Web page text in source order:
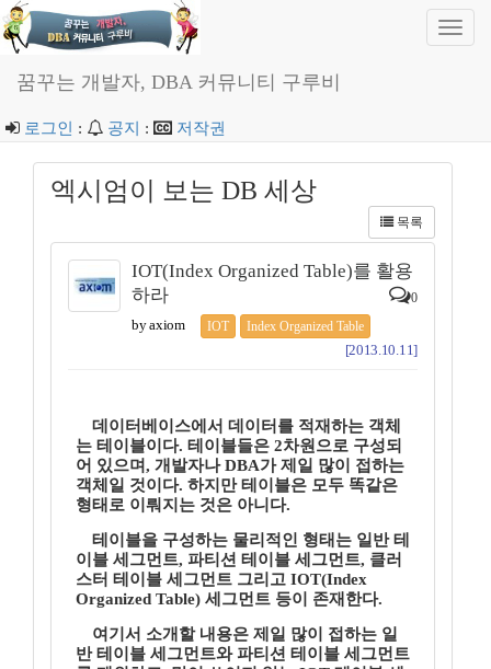
꿈꾸는 개발자, DBA 커뮤니티 구루비
로그인 : 공지 : 저작권
엑시엄이 보는 DB 세상
목록
IOT(Index Organized Table)를 활용
하라
0
by axiom IOT Index Organized Table
[2013.10.11]
데이터베이스에서 데이터를 적재하는 객체
는 테이블이다. 테이블들은 2차원으로 구성되
어 있으며, 개발자나 DBA가 제일 많이 접하는
객체일 것이다. 하지만 테이블은 모두 똑같은
형태로 이뤄지는 것은 아니다.
테이블을 구성하는 물리적인 형태는 일반 테
이블 세그먼트, 파티션 테이블 세그먼트, 클러
스터 테이블 세그먼트 그리고 IOT(Index
Organized Table) 세그먼트 등이 존재한다.
여기서 소개할 내용은 제일 많이 접하는 일
반 테이블 세그먼트와 파티션 테이블 세그먼트